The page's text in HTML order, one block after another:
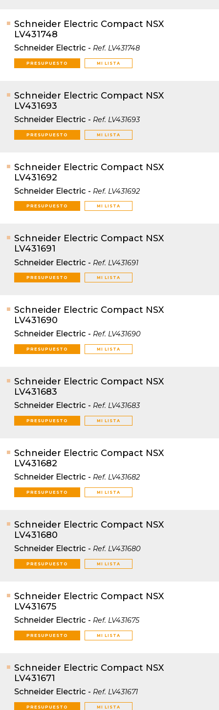
Schneider Electric Compact NSX
LV431748
Schneider Electric - Ref. LV431748
PRESUPUESTO MI LISTA
Schneider Electric Compact NSX
LV431693
Schneider Electric - Ref. LV431693
PRESUPUESTO MI LISTA
Schneider Electric Compact NSX
LV431692
Schneider Electric - Ref. LV431692
PRESUPUESTO MI LISTA
Schneider Electric Compact NSX
LV431691
Schneider Electric - Ref. LV431691
PRESUPUESTO MI LISTA
Schneider Electric Compact NSX
LV431690
Schneider Electric - Ref. LV431690
PRESUPUESTO MI LISTA
Schneider Electric Compact NSX
LV431683
Schneider Electric - Ref. LV431683
PRESUPUESTO MI LISTA
Schneider Electric Compact NSX
LV431682
Schneider Electric - Ref. LV431682
PRESUPUESTO MI LISTA
Schneider Electric Compact NSX
LV431680
Schneider Electric - Ref. LV431680
PRESUPUESTO MI LISTA
Schneider Electric Compact NSX
LV431675
Schneider Electric - Ref. LV431675
PRESUPUESTO MI LISTA
Schneider Electric Compact NSX
LV431671
Schneider Electric - Ref. LV431671
PRESUPUESTO MI LISTA